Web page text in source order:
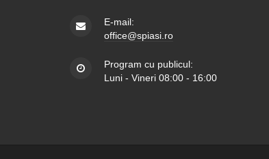
E-mail:
office@spiasi.ro
Program cu publicul:
Luni - Vineri 08:00 - 16:00